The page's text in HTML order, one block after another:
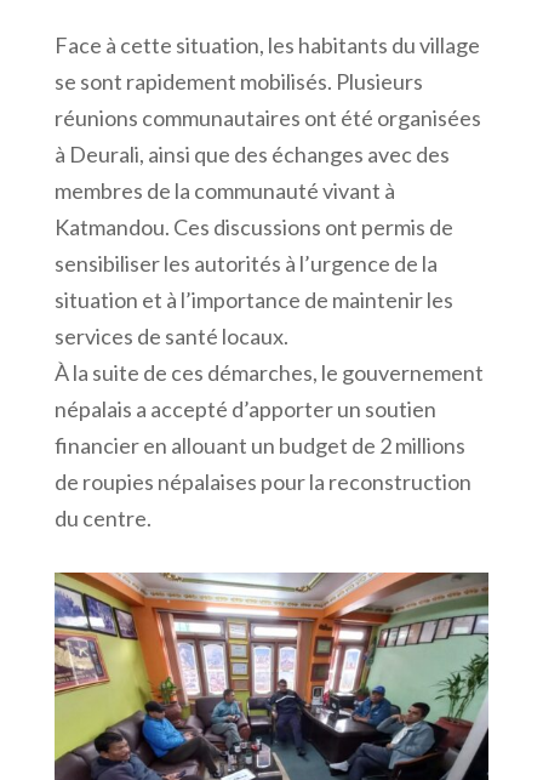
Face à cette situation, les habitants du village
se sont rapidement mobilisés. Plusieurs
réunions communautaires ont été organisées
à Deurali, ainsi que des échanges avec des
membres de la communauté vivant à
Katmandou. Ces discussions ont permis de
sensibiliser les autorités à l’urgence de la
situation et à l’importance de maintenir les
services de santé locaux.
À la suite de ces démarches, le gouvernement
népalais a accepté d’apporter un soutien
financier en allouant un budget de 2 millions
de roupies népalaises pour la reconstruction
du centre.